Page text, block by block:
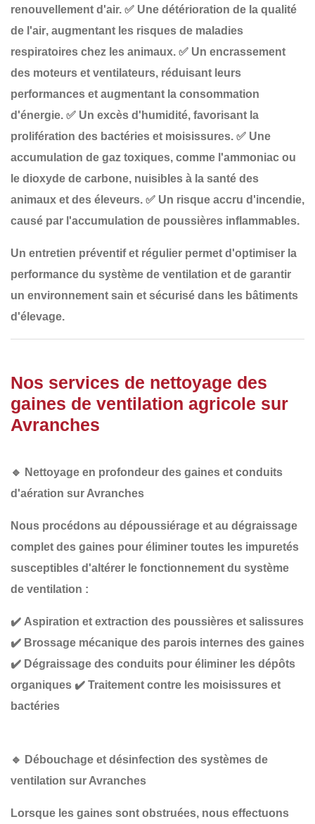
renouvellement d'air. ✅ Une détérioration de la qualité
de l'air, augmentant les risques de maladies
respiratoires chez les animaux. ✅ Un encrassement
des moteurs et ventilateurs, réduisant leurs
performances et augmentant la consommation
d'énergie. ✅ Un excès d'humidité, favorisant la
prolifération des bactéries et moisissures. ✅ Une
accumulation de gaz toxiques, comme l'ammoniac ou
le dioxyde de carbone, nuisibles à la santé des
animaux et des éleveurs. ✅ Un risque accru d'incendie,
causé par l'accumulation de poussières inflammables.
Un entretien préventif et régulier permet d'optimiser la
performance du système de ventilation et de garantir
un environnement sain et sécurisé dans les bâtiments
d'élevage.
Nos services de nettoyage des
gaines de ventilation agricole sur
Avranches
🔹 Nettoyage en profondeur des gaines et conduits
d'aération sur Avranches
Nous procédons au dépoussiérage et au dégraissage
complet des gaines pour éliminer toutes les impuretés
susceptibles d'altérer le fonctionnement du système
de ventilation :
✔️ Aspiration et extraction des poussières et salissures
✔️ Brossage mécanique des parois internes des gaines
✔️ Dégraissage des conduits pour éliminer les dépôts
organiques ✔️ Traitement contre les moisissures et
bactéries
🔹 Débouchage et désinfection des systèmes de
ventilation sur Avranches
Lorsque les gaines sont obstruées, nous effectuons